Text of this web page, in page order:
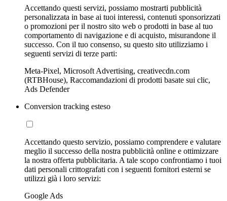
Accettando questi servizi, possiamo mostrarti pubblicità
personalizzata in base ai tuoi interessi, contenuti sponsorizzati
o promozioni per il nostro sito web o prodotti in base al tuo
comportamento di navigazione e di acquisto, misurandone il
successo. Con il tuo consenso, su questo sito utilizziamo i
seguenti servizi di terze parti:
Meta-Pixel, Microsoft Advertising, creativecdn.com
(RTBHouse), Raccomandazioni di prodotti basate sui clic,
Ads Defender
Conversion tracking esteso
Accettando questo servizio, possiamo comprendere e valutare
meglio il successo della nostra pubblicità online e ottimizzare
la nostra offerta pubblicitaria. A tale scopo confrontiamo i tuoi
dati personali crittografati con i seguenti fornitori esterni se
utilizzi già i loro servizi:
Google Ads